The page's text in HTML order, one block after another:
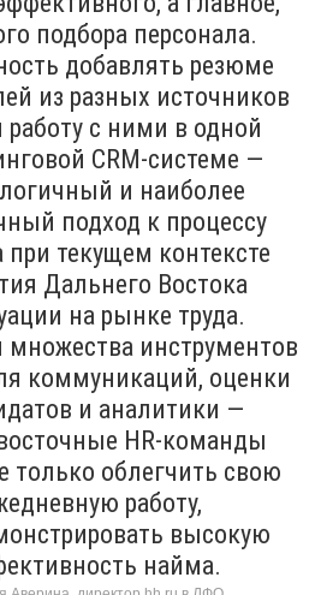
подбора персонала.
добавлять резюме
из разных источников
работу с ними в одной
CRM-системе —
и наиболее
подход к процессу
при текущем контексте
Дальнего Востока
на рынке труда.
множества инструментов
коммуникаций, оценки
и аналитики —
HR-команды
только облегчить свою
работу,
высокую
найма.